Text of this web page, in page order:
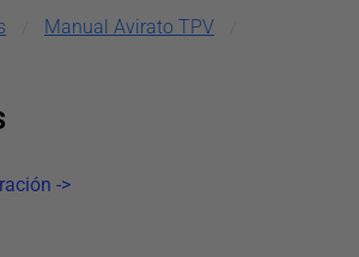
Manual Avirato TPV
->